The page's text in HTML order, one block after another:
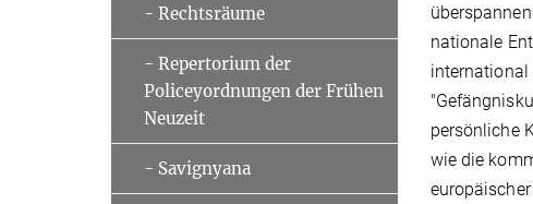
nationale
international
persönliche
wie die
- Rechtsräume
- Repertorium der
Policeyordnungen der Frühen
Neuzeit
- Savignyana